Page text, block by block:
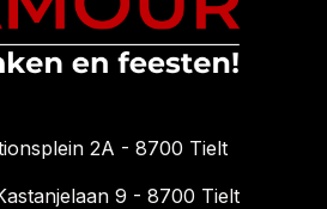
2A - 8700 Tielt
9 - 8700 Tielt